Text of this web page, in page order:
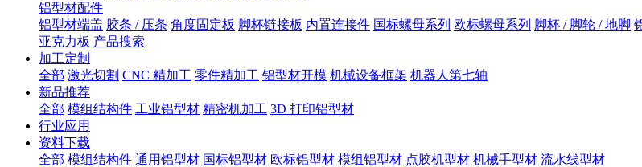
铝型材配件
铝型材端盖 胶条 / 压条 角度固定板 脚杯链接板 内置连接件 国标螺母系列 欧标螺母系列 脚杯 / 脚轮 / 地脚
亚克力板 产品搜索
加工定制
全部 激光切割 CNC 精加工 零件精加工 铝型材开模 机械设备框架 机器人第七轴
新品推荐
全部 模组结构件 工业铝型材 精密机加工 3D 打印铝型材
行业应用
资料下载
全部 模组结构件 通用铝型材 国标铝型材 欧标铝型材 模组铝型材 点胶机型材 机械手型材 流水线型材